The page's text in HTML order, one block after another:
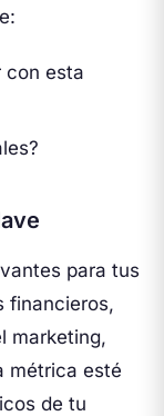
con esta
para tus
financieros,
marketing,
métrica esté
de tu